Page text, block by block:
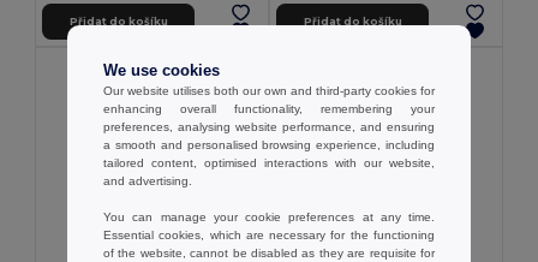
Přidat do košíku Přidat do košíku
We use cookies
Our website utilises both our own and third-party cookies for
enhancing overall functionality, remembering your
preferences, analysing website performance, and ensuring
a smooth and personalised browsing experience, including
tailored content, optimised interactions with our website,
and advertising.
You can manage your cookie preferences at any time.
Essential cookies, which are necessary for the functioning
of the website, cannot be disabled as they are requisite for